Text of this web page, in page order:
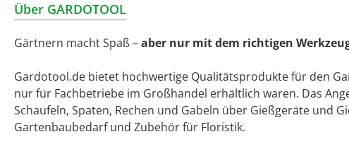
Über GARDOTOOL
Gärtnern macht Spaß –aber nur mit dem richtigen
Gardotool.de bietet hochwertige Qualitätsprodukte für den
nur für Fachbetriebe im Großhandel erhältlich waren. Das
Schaufeln, Spaten, Rechen und Gabeln über Gießgeräte und
Gartenbaubedarf und Zubehör für Floristik.